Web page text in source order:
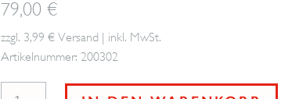
79,00 €
zzgl. 3,99 € Versand | inkl. MwSt.
Artikelnummer: 200302